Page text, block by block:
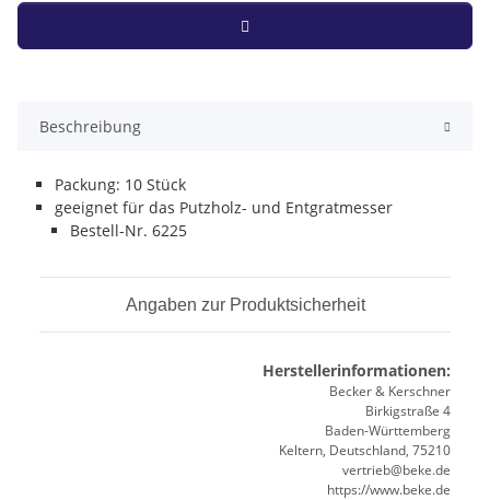
Beschreibung
Packung: 10 Stück
geeignet für das Putzholz- und Entgratmesser
Bestell-Nr. 6225
Angaben zur Produktsicherheit
Herstellerinformationen:
Becker & Kerschner
Birkigstraße 4
Baden-Württemberg
Keltern, Deutschland, 75210
vertrieb@beke.de
https://www.beke.de